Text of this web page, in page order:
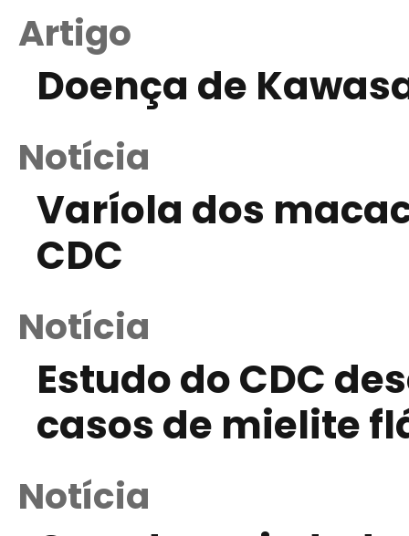
Artigo
Doença de
Notícia
Varíola dos
CDC
Notícia
Estudo do CDC
casos de mielite
Notícia